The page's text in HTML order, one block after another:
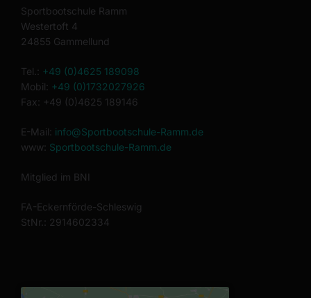
Sportbootschule Ramm
Westertoft 4
24855 Gammellund
Tel.: +49 (0)4625 189098
Mobil: +49 (0)1732027926
Fax: +49 (0)4625 189146
E-Mail: info@Sportbootschule-Ramm.de
www: Sportbootschule-Ramm.de
Mitglied im BNI
FA-Eckernförde-Schleswig
StNr.: 2914602334